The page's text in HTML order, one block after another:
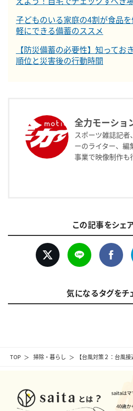
TOP 掃除・暮らし 【台風対策２：台風
子どものいる家庭の4割が食品
軽にできる備蓄のススメ
【防災備蓄の必要性】知ってお
順位と災害後の行動時間
全力モーショ
スポーツ雑誌記者
ーのライター、編
事業で映像制作も
この記事をシェ
気になるタグをチ